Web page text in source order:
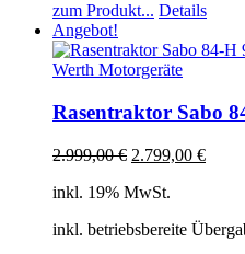
zum Produkt... Details
Angebot!
Rasentraktor Sabo
2.999,00€ 2.799,00 €
inkl. 19% MwSt.
inkl. betriebsbereite